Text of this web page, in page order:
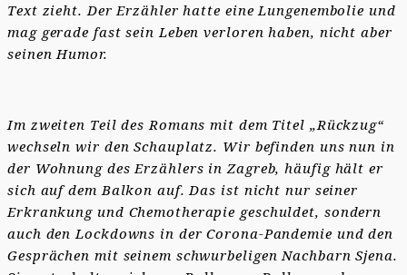
Text zieht. Der Erzähler hatte eine Lungenembolie und
mag gerade fast sein Leben verloren haben, nicht aber
seinen Humor.
Im zweiten Teil des Romans mit dem Titel „Rückzug“
wechseln wir den Schauplatz. Wir befinden uns nun in
der Wohnung des Erzählers in Zagreb, häufig hält er
sich auf dem Balkon auf. Das ist nicht nur seiner
Erkrankung und Chemotherapie geschuldet, sondern
auch den Lockdowns in der Corona-Pandemie und den
Gesprächen mit seinem schwurbeligen Nachbarn Sjena.